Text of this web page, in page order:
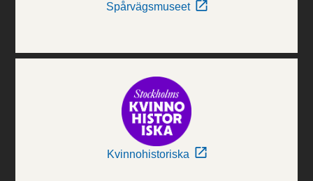
Spårvägsmuseet
Kvinnohistoriska